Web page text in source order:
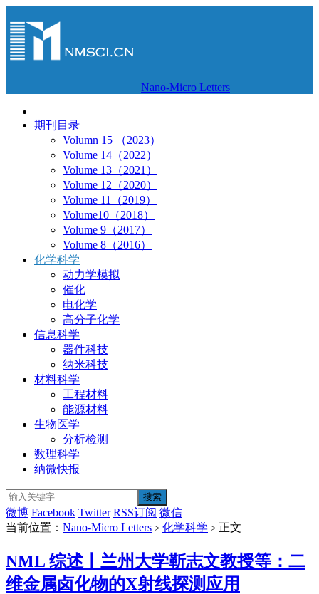
Nano-Micro Letters
期刊目录
Volumn 15 （2023）
Volume 14（2022）
Volume 13（2021）
Volume 12（2020）
Volume 11（2019）
Volume10（2018）
Volume 9（2017）
Volume 8（2016）
化学科学
动力学模拟
催化
电化学
高分子化学
信息科学
器件科技
纳米科技
材料科学
工程材料
能源材料
生物医学
分析检测
数理科学
纳微快报
微博 Facebook Twitter RSS订阅 微信
当前位置： Nano-Micro Letters > 化学科学 > 正文
NML 综述丨兰州大学靳志文教授等：二
维金属卤化物的X射线探测应用